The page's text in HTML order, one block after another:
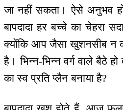
जा नहीं सकता। ऐसे अनुभव
बापदादा हर बच्चे का चेहरा
क्योंकि आप जैसा खुशनसीब न
है। भिन्न-भिन्न वर्ग वाले बैठे
का स्व प्रति प्लैन बनाया है?